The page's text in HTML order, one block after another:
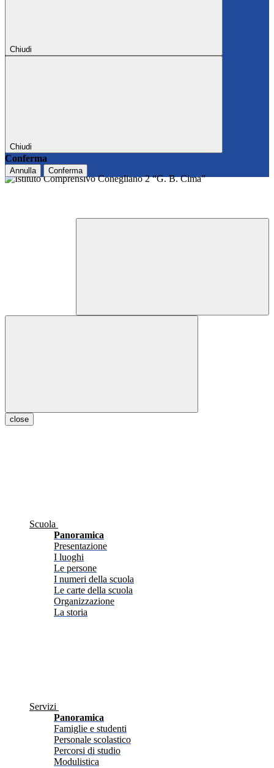
Chiudi
Chiudi
Conferma
Annulla Conferma
close
Scuola
Panoramica
Presentazione
I luoghi
Le persone
I numeri della scuola
Le carte della scuola
Organizzazione
La storia
Servizi
Panoramica
Famiglie e studenti
Personale scolastico
Percorsi di studio
Modulistica